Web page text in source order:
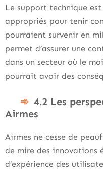
Le support technique
appropriés pour tenir
pourraient survenir en
permet d’assurer une
dans un secteur où le
pourrait avoir des
4.2 Les
Airmes
Airmes ne cesse de
de mire des innovations
d’expérience des